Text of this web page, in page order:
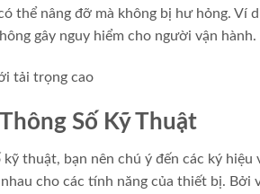
thể nâng đỡ mà không bị hư hỏng.
gây nguy hiểm cho người vận hành.
Số Kỹ Thuật
kỹ thuật, bạn nên chú ý đến các ký
cho các tính năng của thiết bị.